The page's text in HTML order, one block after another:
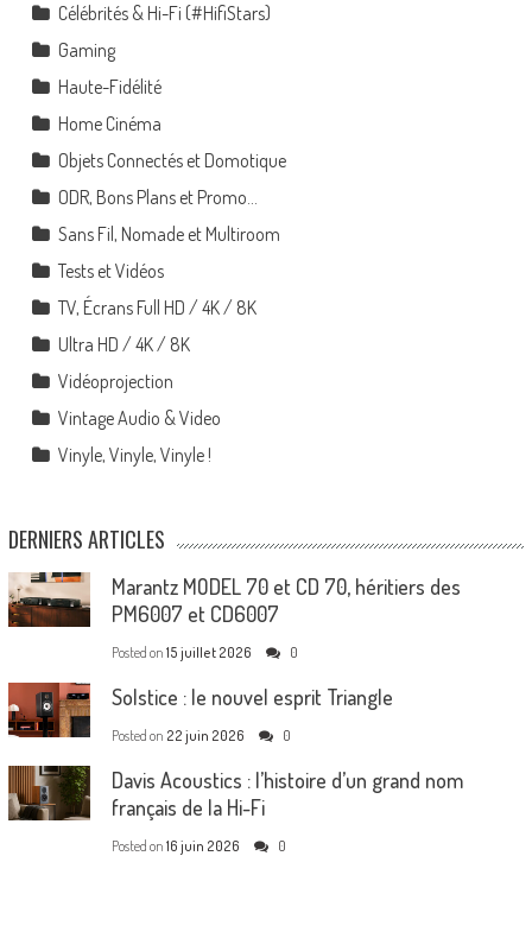
Célébrités & Hi-Fi (#HifiStars)
Gaming
Haute-Fidélité
Home Cinéma
Objets Connectés et Domotique
ODR, Bons Plans et Promo…
Sans Fil, Nomade et Multiroom
Tests et Vidéos
TV, Écrans Full HD / 4K / 8K
Ultra HD / 4K / 8K
Vidéoprojection
Vintage Audio & Video
Vinyle, Vinyle, Vinyle !
DERNIERS ARTICLES
Marantz MODEL 70 et CD 70, héritiers des
PM6007 et CD6007
Posted on 15 juillet 2026 0
Solstice : le nouvel esprit Triangle
Posted on 22 juin 2026 0
Davis Acoustics : l’histoire d’un grand nom
français de la Hi-Fi
Posted on 16 juin 2026 0